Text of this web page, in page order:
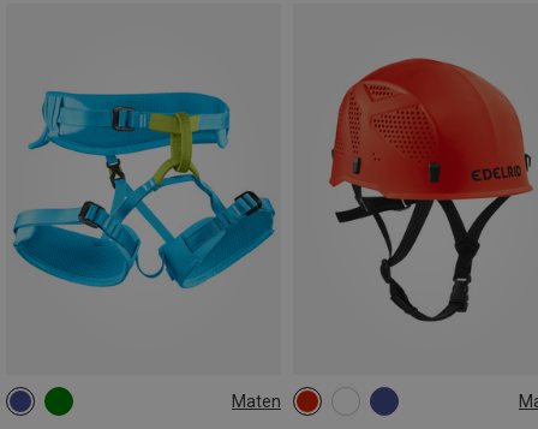
Maten
XXS | 40-60CM XS | 50-70CM 48-58CM